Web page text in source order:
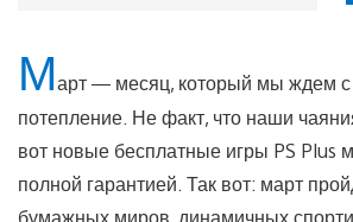
Март — месяц, который мы ждем
потепление. Не факт, что наши
вот новые бесплатные игры PS Plus
полной гарантией. Так вот: март
бумажных миров, динамичных